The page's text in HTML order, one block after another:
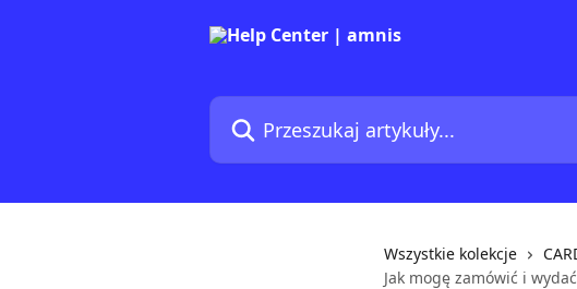
Przeszukaj artykuły...
Wszystkie kolekcje
Jak mogę zamówić i